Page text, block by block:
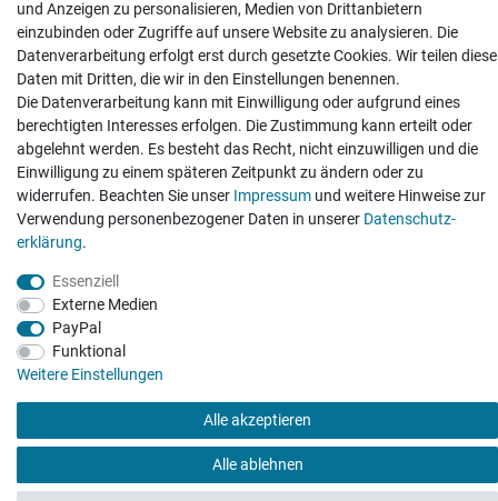
Hatte etwas bestellt was fehlerhaft versendet
wurde. Mein Anliegen habe ich mitgeteilt und sofort
Er...
Datum der Veröffentlichung: 17.07.2026
Datum der Kauferfahrung: 10.07.2026
und Anzeigen zu personalisieren, Medien von Drittanbietern
einzubinden oder Zugriffe auf unsere Website zu analysieren. Die
Datenverarbeitung erfolgt erst durch gesetzte Cookies. Wir teilen diese
Daten mit Dritten, die wir in den Einstellungen benennen.
Die Datenverarbeitung kann mit Einwilligung oder aufgrund eines
berechtigten Interesses erfolgen. Die Zustimmung kann erteilt oder
abgelehnt werden. Es besteht das Recht, nicht einzuwilligen und die
Einwilligung zu einem späteren Zeitpunkt zu ändern oder zu
widerrufen. Beachten Sie unser Impressum und weitere Hinweise zur
Verwendung personenbezogener Daten in unserer Daten­schutz­
erklärung.
Essenziell
Externe Medien
PayPal
Funktional
Weitere Einstellungen
Alle akzeptieren
Alle ablehnen